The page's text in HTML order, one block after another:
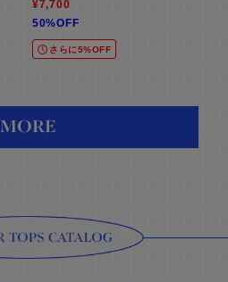
¥7,700
50%OFF
さらに5%OFF
MORE